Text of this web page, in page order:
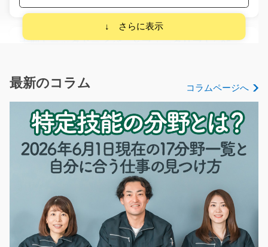
大型トラックドライバーとフォークリフト/g05_00
イバーとカウンターフ…
時給1800円
神奈川県茅ヶ崎市
気になる
土日祝休み 倉庫内でのリフト作業/g01_01242
土日祝休み♪倉庫内で在庫の管理や、出荷の準備をするお
最新のコラム コラムページへ